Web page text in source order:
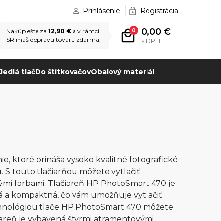
Prihlásenie Registrácia
0 0,00 €
s DPH
Nakúp ešte za 12,90 € a v rámci
SR máš dopravu tovaru zdarma.
tlačDo štítkovačovObalový materiál
ktoré prináša vysoko kvalitné fotografické
S touto tlačiarňou môžete vytlačiť
farbami. Tlačiareň HP PhotoSmart 470 je
a kompaktná, čo vám umožňuje vytlačiť
tlače HP PhotoSmart 470 môžete
je vybavená štyrmi atramentovými